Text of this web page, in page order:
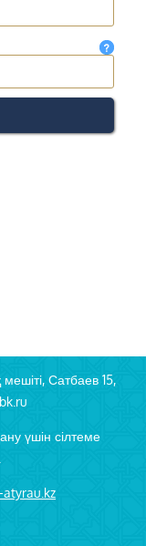
Сатбаев 15,
үшін сілтеме
atyrau.kz